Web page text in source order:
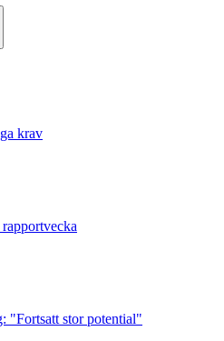
krav
"Fortsatt stor potential"